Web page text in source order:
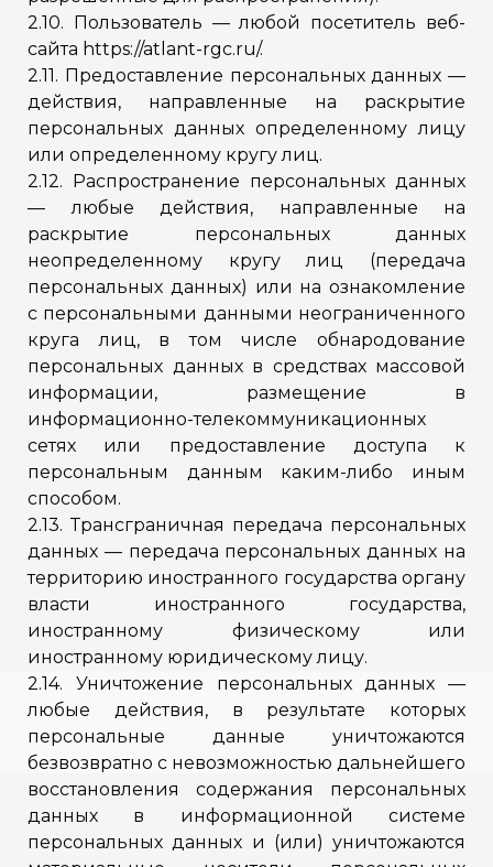
2.10. Пользователь — любой посетитель веб-
сайта https://atlant-rgc.ru/.
2.11. Предоставление персональных данных —
действия, направленные на раскрытие
персональных данных определенному лицу
или определенному кругу лиц.
2.12. Распространение персональных данных
— любые действия, направленные на
раскрытие персональных данных
неопределенному кругу лиц (передача
персональных данных) или на ознакомление
с персональными данными неограниченного
круга лиц, в том числе обнародование
персональных данных в средствах массовой
информации, размещение в
информационно-телекоммуникационных
сетях или предоставление доступа к
персональным данным каким-либо иным
способом.
2.13. Трансграничная передача персональных
данных — передача персональных данных на
территорию иностранного государства органу
власти иностранного государства,
иностранному физическому или
иностранному юридическому лицу.
2.14. Уничтожение персональных данных —
любые действия, в результате которых
персональные данные уничтожаются
безвозвратно с невозможностью дальнейшего
восстановления содержания персональных
данных в информационной системе
персональных данных и (или) уничтожаются